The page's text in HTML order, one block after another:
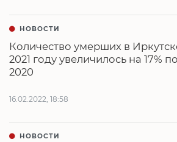
НОВОСТИ
Количество умерших в
2021 году увеличилось на 17%
2020
16.02.2022, 18:58
НОВОСТИ